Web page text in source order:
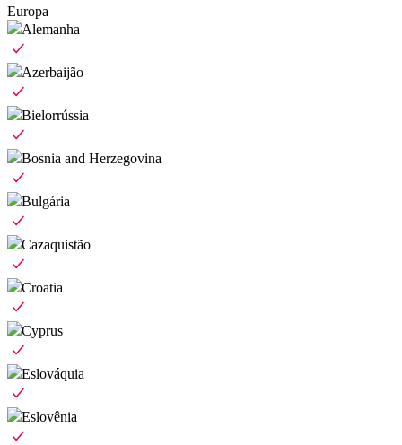
Europa
Alemanha
Azerbaijão
Bielorrússia
Bosnia and Herzegovina
Bulgária
Cazaquistão
Croatia
Cyprus
Eslováquia
Eslovênia